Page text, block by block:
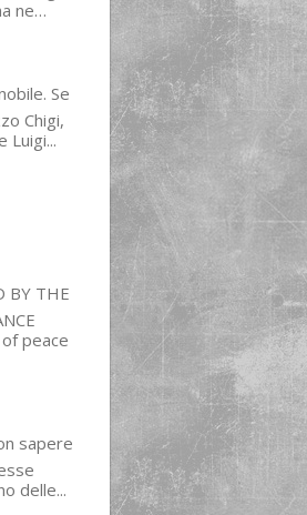
ne…
Se
Chigi,
Luigi...
BY THE
of peace
sapere
delle...